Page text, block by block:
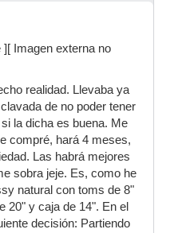
][ Imagen externa no
realidad. Llevaba ya
de no poder tener
la dicha es buena. Me
compré, hará 4 meses,
Las habrá mejores
sobra jeje. Es, como he
natural con toms de 8"
20" y caja de 14". En el
decisión: Partiendo